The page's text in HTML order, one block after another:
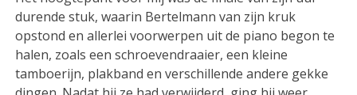
durende stuk, waarin Bertelmann van zijn kruk
opstond en allerlei voorwerpen uit de piano begon te
halen, zoals een schroevendraaier, een kleine
tamboerijn, plakband en verschillende andere gekke